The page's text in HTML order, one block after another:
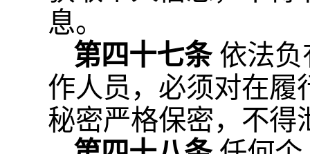
息。
第四十七条 依法
作人员，必须对在履
秘密严格保密，不得